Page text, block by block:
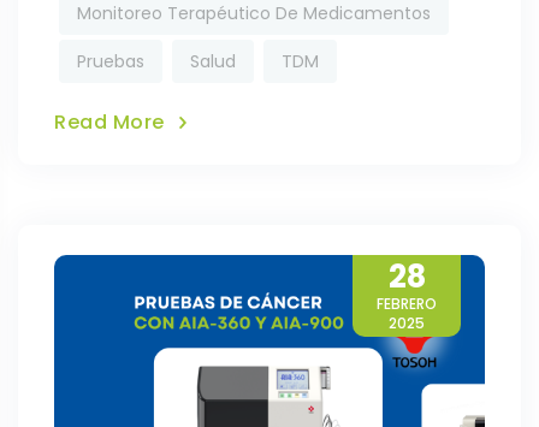
Monitoreo Terapéutico De Medicamentos
Pruebas
Salud TDM
Read More
28
FEBRERO
2025